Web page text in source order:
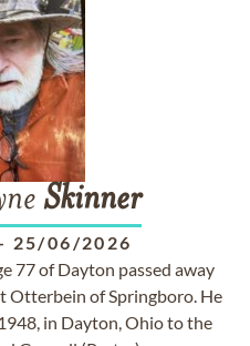
Skinner
25/06/2026
77 of Dayton passed away
Otterbein of Springboro. He
in Dayton, Ohio to the